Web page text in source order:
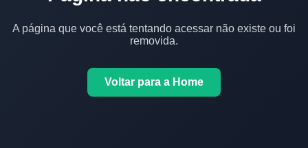
A página que você está tentando acessar não existe ou foi
removida.
Voltar para a Home